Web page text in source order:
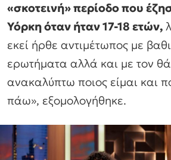
«σκοτεινή» περίοδο που
Υόρκη όταν ήταν 17-18 ετών,
εκεί ήρθε αντιμέτωπος με
ερωτήματα αλλά και με τον
ανακαλύπτω ποιος είμαι και
πάω», εξομολογήθηκε.